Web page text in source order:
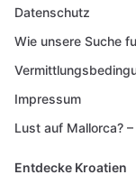
Datenschutz
Wie unsere Suche
Impressum
Lust auf Mallorca?
Entdecke Kroatien